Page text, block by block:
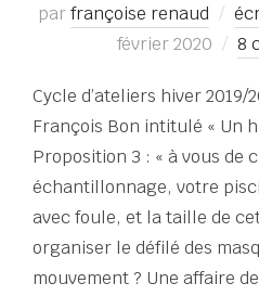
parfrançoise renaud
février 2020
8
Cycle d’ateliers hiver 2019/
François Bon intitulé « Un
Proposition 3 : « à vous de
échantillonnage, votre
avec foule, et la taille de
organiser le défilé des
mouvement ? Une affaire